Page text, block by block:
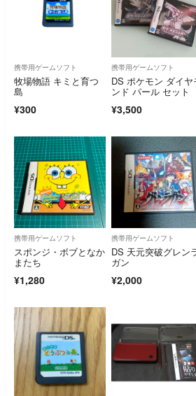
携帯用ゲームソフト
牧場物語 キミと育つ
島
¥300
携帯用ゲームソフト
DS ポケモン ダイヤ
ンド パール セット
¥3,500
携帯用ゲームソフト
スポンジ・ボブとなか
またち
¥1,280
携帯用ゲームソフト
DS 天元突破グレン
ガン
¥2,000